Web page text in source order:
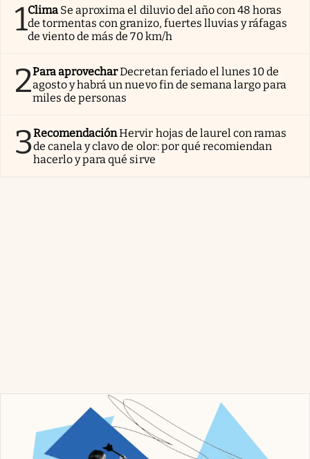
1Clima Se aproxima el diluvio del año con 48 horas
de tormentas con granizo, fuertes lluvias y ráfagas
de viento de más de 70 km/h
2Para aprovecharDecretan feriado el lunes 10 de
agosto y habrá un nuevo fin de semana largo para
miles de personas
3RecomendaciónHervir hojas de laurel con ramas
de canela y clavo de olor: por qué recomiendan
hacerlo y para qué sirve